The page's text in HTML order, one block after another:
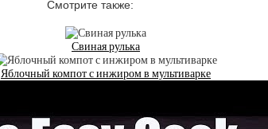
Смотрите также:
Свиная рулька
Яблочный компот с инжиром в мультиварке